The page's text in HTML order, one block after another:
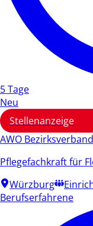
5 Tage
Neu
Stellenanzeige
AWO
Pflegefachkraft für
Würzburg
Berufserfahrene